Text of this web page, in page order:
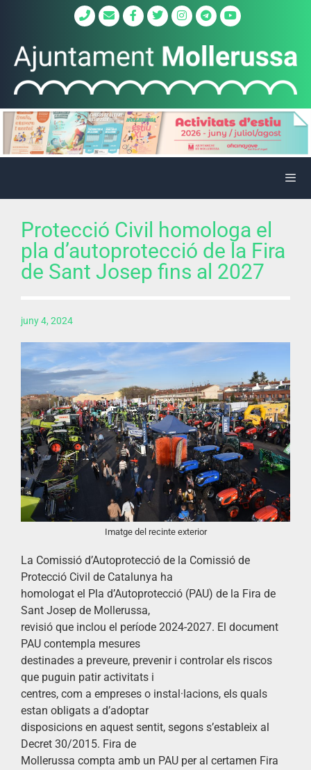
Protecció Civil homologa el
pla d’autoprotecció de la Fira
de Sant Josep fins al 2027
juny 4, 2024
Imatge del recinte exterior
La Comissió d’Autoprotecció de la Comissió de
Protecció Civil de Catalunya ha
homologat el Pla d’Autoprotecció (PAU) de la Fira de
Sant Josep de Mollerussa,
revisió que inclou el període 2024-2027. El document
PAU contempla mesures
destinades a preveure, prevenir i controlar els riscos
que puguin patir activitats i
centres, com a empreses o instal·lacions, els quals
estan obligats a d’adoptar
disposicions en aquest sentit, segons s’estableix al
Decret 30/2015. Fira de
Mollerussa compta amb un PAU per al certamen Fira